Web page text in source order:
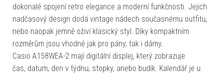
dokonalé spojení retro elegance a moderní funkčnosti. Jejich
nadčasový design dodá vintage nádech současnému outfitu,
nebo naopak jemně oživí klasický styl. Díky kompaktním
rozměrům jsou vhodné jak pro pány, tak i dámy.
Casio A158WEA-2 mají digitální displej, který zobrazuje
čas, datum, den v týdnu, stopky, anebo budík. Kalendář je u